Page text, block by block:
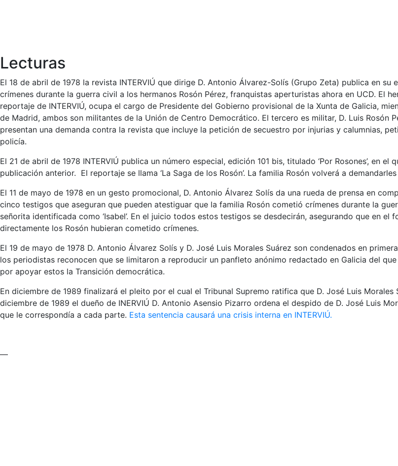
Lecturas
El 18 de abril de 1978 la revista INTERVIÚ que dirige D. Antonio Álvarez-Solís (Grupo Zeta) publica en
crímenes durante la guerra civil a los hermanos Rosón Pérez, franquistas aperturistas ahora en UCD. El
reportaje de INTERVIÚ, ocupa el cargo de Presidente del Gobierno provisional de la Xunta de Galicia,
de Madrid, ambos son militantes de la Unión de Centro Democrático. El tercero es militar, D. Luis Rosón
presentan una demanda contra la revista que incluye la petición de secuestro por injurias y calumnias,
policía.
El 21 de abril de 1978 INTERVIÚ publica un número especial, edición 101 bis, titulado ‘Por Rosones’, en
publicación anterior. El reportaje se llama ‘La Saga de los Rosón’. La familia Rosón volverá a
El 11 de mayo de 1978 en un gesto promocional, D. Antonio Álvarez Solís da una rueda de prensa en
cinco testigos que aseguran que pueden atestiguar que la familia Rosón cometió crímenes durante la
señorita identificada como ‘Isabel’. En el juicio todos estos testigos se desdecirán, asegurando que en
directamente los Rosón hubieran cometido crímenes.
El 19 de mayo de 1978 D. Antonio Álvarez Solís y D. José Luis Morales Suárez son condenados en
los periodistas reconocen que se limitaron a reproducir un panfleto anónimo redactado en Galicia del
por apoyar estos la Transición democrática.
En diciembre de 1989 finalizará el pleito por el cual el Tribunal Supremo ratifica que D. José Luis
diciembre de 1989 el dueño de INERVIÚ D. Antonio Asensio Pizarro ordena el despido de D. José Luis
que le correspondía a cada parte. Esta sentencia causará una crisis interna en INTERVIÚ.
—